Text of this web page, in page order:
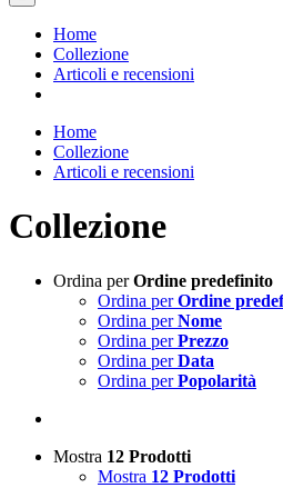
Home
Collezione
Articoli e recensioni
Home
Collezione
Articoli e recensioni
Collezione
Ordina perOrdine predefinito
Ordina perOrdine
Ordina perNome
Ordina perPrezzo
Ordina perData
Ordina perPopolarità
Mostra 12 Prodotti
Mostra 12 Prodotti